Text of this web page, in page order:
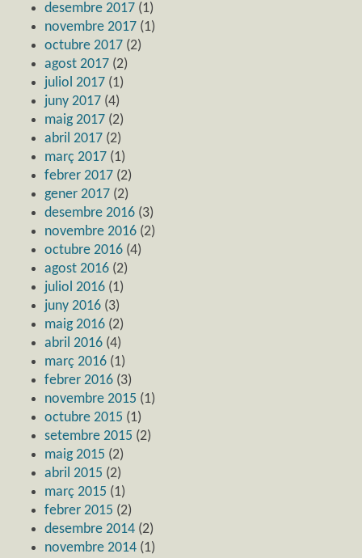
desembre 2017 (1)
novembre 2017 (1)
octubre 2017 (2)
agost 2017 (2)
juliol 2017 (1)
juny 2017 (4)
maig 2017 (2)
abril 2017 (2)
març 2017 (1)
febrer 2017 (2)
gener 2017 (2)
desembre 2016 (3)
novembre 2016 (2)
octubre 2016 (4)
agost 2016 (2)
juliol 2016 (1)
juny 2016 (3)
maig 2016 (2)
abril 2016 (4)
març 2016 (1)
febrer 2016 (3)
novembre 2015 (1)
octubre 2015 (1)
setembre 2015 (2)
maig 2015 (2)
abril 2015 (2)
març 2015 (1)
febrer 2015 (2)
desembre 2014 (2)
novembre 2014 (1)